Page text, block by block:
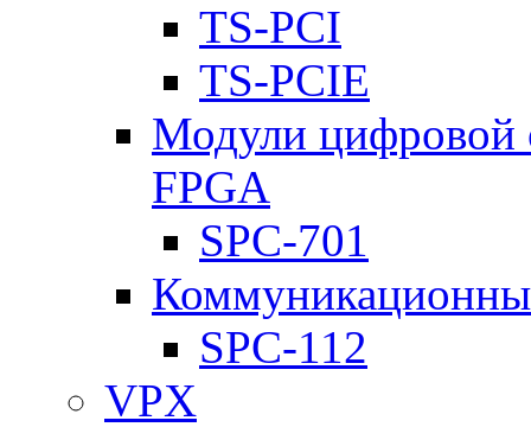
TS-PCI
TS-PCIE
Модули цифровой
FPGA
SPC-701
SPC-112
VPX